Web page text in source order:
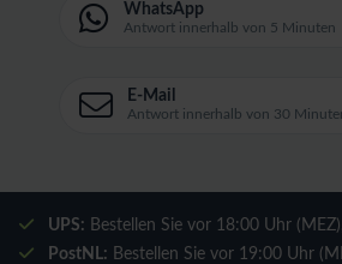
WhatsApp
Antwort innerhalb von 5 Minuten
E-Mail
Antwort innerhalb von 30
UPS: Bestellen Sie vor 18:00 Uhr
PostNL: Bestellen Sie vor 19:00 Uhr